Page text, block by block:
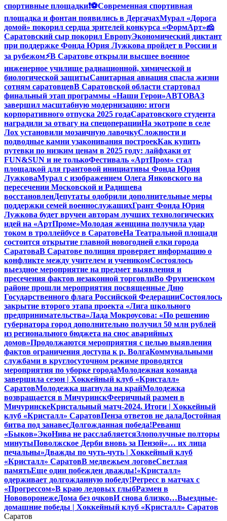
спортивные площадки❗️⚽️Современная спортивная
площадка и фонтан появились в ДергачахМурал «Дорога
домой» покорил сердца зрителей конкурса «ФормАрт»🧀
Саратовский сыр покорил ЕвропуЭкономический диктант
при поддержке Фонда Юрия Лужкова пройдет в России и
за рубежом⚡️В Саратове открыли высшее военное
инженерное училище радиационной, химической и
биологической защитыСанитарная авиация спасла жизни
сотням саратовцевВ Саратовской области стартовал
финальный этап программы «Наши Герои»АВТОВАЗ
завершил масштабную модернизацию: итоги
корпоративного отпуска 2025 годаСаратовского студента
наградили за отвагу на спецоперацииНа экотропе в селе
Лох установили мозаичную лавочкуСложности и
подводные камни узаконивания построекКак купить
путевки по низким ценам в 2025 году: лайфхаки от
FUN&SUN и не толькоФестиваль «АртПром» стал
площадкой для грантовой инициативы Фонда Юрия
ЛужковаМурал с изображением Олега Янковского на
пересечении Московской и Радищева
восстановленДепутаты одобрили дополнительные меры
поддержки семей военнослужащихГрант Фонда Юрия
Лужкова будет вручен авторам лучших технологических
идей на «АртПроме»Молодая женщина получила удар
током в троллейбусе в СаратовеНа Театральной площади
состоится открытие главной новогодней елки города
СаратоваВ Саратове полиция проверяет информацию о
конфликте между учителем и ученикомСостоялось
выездное мероприятие на предмет выявления и
пресечения фактов незаконной торговлиВо Фрунзенском
районе прошли мероприятия посвященные Дню
Государственного флага Российской ФедерацииСостоялось
закрытие второго этапа проекта «Лига школьного
предпринимательства»Лада Мокроусова: «По решению
губернатора город дополнительно получил 50 млн рублей
из регионального бюджета на снос аварийных
домов»Продолжаются мероприятия с целью выявления
фактов ограничения доступа к р. ВолгаКоммунальными
службами в круглосуточном режиме проводятся
мероприятия по уборке городаМолодежная команда
завершила сезон | Хоккейный клуб «Кристалл»
СаратовМолодежка шагнула на крайМолодежка
возвращается в МичуринскФееричный размен в
МичуринскеКристальный матч-2024. Итоги | Хоккейный
клуб «Кристалл» СаратовПенза ответов не далаДостойная
битва под занавесДолгожданная победа!Реванш
«Быков»ЭкоНива не расслабляетсяЗлополучные полторы
минутыПоволжское Дерби вновь за Пензой«… их лица
печальны»Дважды по чуть-чуть | Хоккейный клуб
«Кристалл» СаратовВ медвежьем логовеСветлая
памятьЕще один побежден дважды!«Кристалл»
одерживает долгожданную победу!Регресс в матчах с
«Прогрессом»В краю ледовых глыбРазмен в
НововоронежеДома без очковИ снова близко…Выездные-
домашние победы | Хоккейный клуб «Кристалл» Саратов
Саратов